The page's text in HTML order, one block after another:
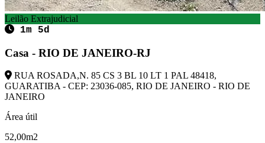
Leilão Extrajudicial
1m 5d
Casa - RIO DE JANEIRO-RJ
RUA ROSADA,N. 85 CS 3 BL 10 LT 1 PAL 48418,
GUARATIBA - CEP: 23036-085, RIO DE JANEIRO - RIO DE
JANEIRO
Área útil
52,00m2